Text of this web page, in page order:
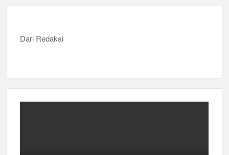
Dari Redaksi